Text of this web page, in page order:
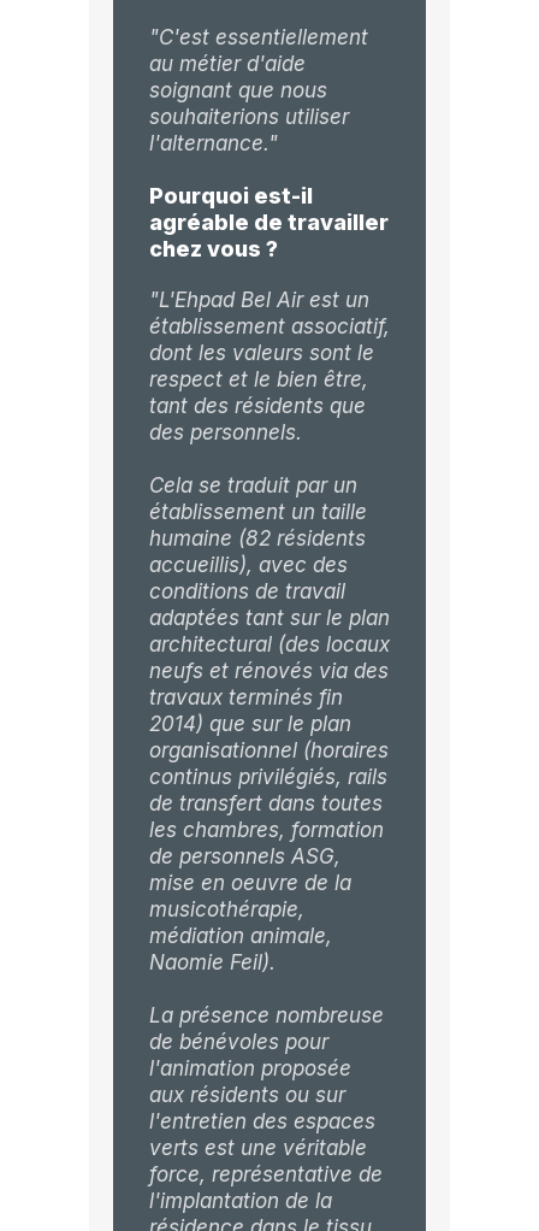
"C'est essentiellement
au métier d'aide
soignant que nous
souhaiterions utiliser
l'alternance."
Pourquoi est-il
agréable de travailler
chez vous ?
"L'Ehpad Bel Air est un
établissement associatif,
dont les valeurs sont le
respect et le bien être,
tant des résidents que
des personnels.
Cela se traduit par un
établissement un taille
humaine (82 résidents
accueillis), avec des
conditions de travail
adaptées tant sur le plan
architectural (des locaux
neufs et rénovés via des
travaux terminés fin
2014) que sur le plan
organisationnel (horaires
continus privilégiés, rails
de transfert dans toutes
les chambres, formation
de personnels ASG,
mise en oeuvre de la
musicothérapie,
médiation animale,
Naomie Feil).
La présence nombreuse
de bénévoles pour
l'animation proposée
aux résidents ou sur
l'entretien des espaces
verts est une véritable
force, représentative de
l'implantation de la